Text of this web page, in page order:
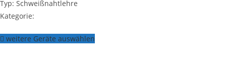
Typ: Schweißnahtlehre
Kategorie:
weitere Geräte auswählen